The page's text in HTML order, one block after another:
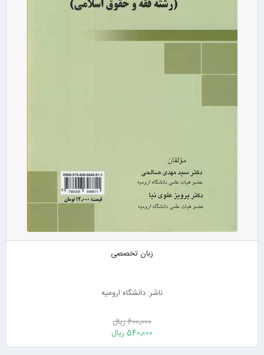
زبان تخصصی
ناشر: دانشگاه ارومیه
600٬000 ریال
540٬000 ریال